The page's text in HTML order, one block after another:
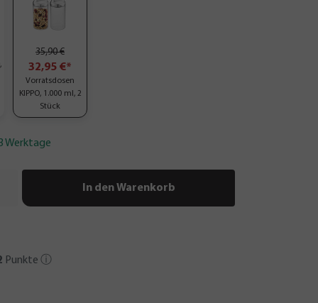
35,90 €
32,95 €*
Vorratsdosen
KIPPO, 1.000 ml, 2
Stück
Werktage
In den Warenkorb
Punkte ⓘ